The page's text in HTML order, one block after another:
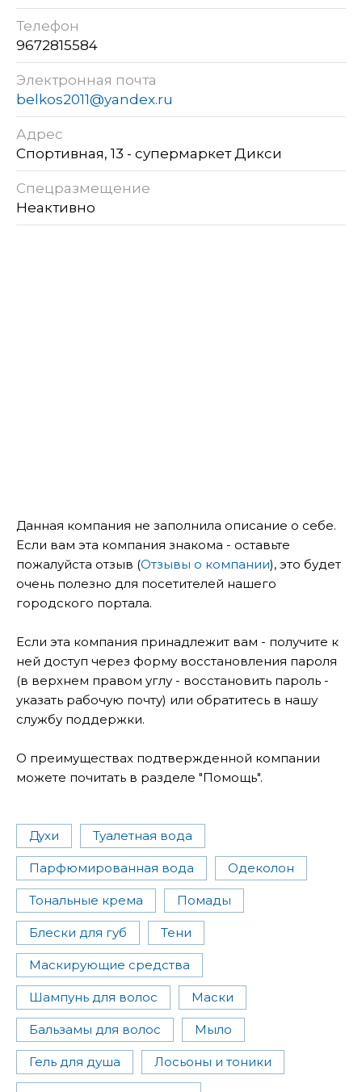
Телефон
9672815584
Электронная почта
belkos2011@yandex.ru
Адрес
Спортивная, 13 - супермаркет Дикси
Спецразмещение
Неактивно
Данная компания не заполнила описание о себе.
Если вам эта компания знакома - оставьте
пожалуйста отзыв (Отзывы о компании), это будет
очень полезно для посетителей нашего
городского портала.
Если эта компания принадлежит вам - получите к
ней доступ через форму восстановления пароля
(в верхнем правом углу - восстановить пароль -
указать рабочую почту) или обратитесь в нашу
службу поддержки.
О преимуществах подтвержденной компании
можете почитать в разделе "Помощь".
Духи Туалетная вода
Парфюмированная вода Одеколон
Тональные крема Помады
Блески для губ Тени
Маскирующие средства
Шампунь для волос Маски
Бальзамы для волос Мыло
Гель для душа Лосьоны и тоники